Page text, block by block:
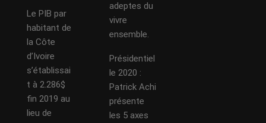
Le PIB par
habitant de
la Côte
d’Ivoire
s’établissai
t à 2.286$
fin 2019 au
lieu de
adeptes du
vivre
ensemble.
Présidentiel
le 2020 :
Patrick Achi
présente
les 5 axes